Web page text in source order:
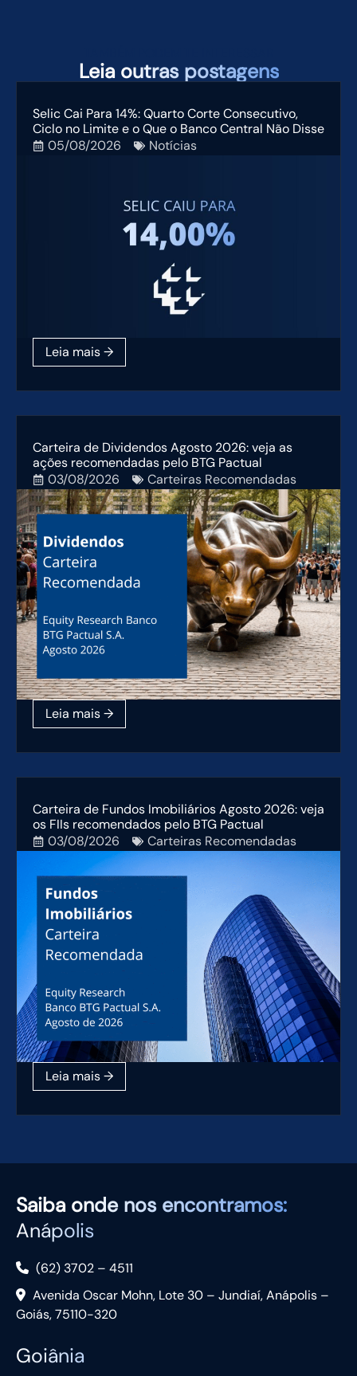
Leia outras postagens
Selic Cai Para 14%: Quarto Corte Consecutivo,
Ciclo no Limite e o Que o Banco Central Não Disse
05/08/2026
Notícias
Carteira de Dividendos Agosto 2026: veja as
ações recomendadas pelo BTG Pactual
03/08/2026
Carteiras Recomendadas
Carteira de Fundos Imobiliários Agosto 2026: veja
os FIIs recomendados pelo BTG Pactual
03/08/2026
Carteiras Recomendadas
Saiba onde nos encontramos:
Anápolis
(62) 3702 – 4511
Avenida Oscar Mohn, Lote 30 – Jundiaí, Anápolis –
Goiás, 75110-320
Goiânia